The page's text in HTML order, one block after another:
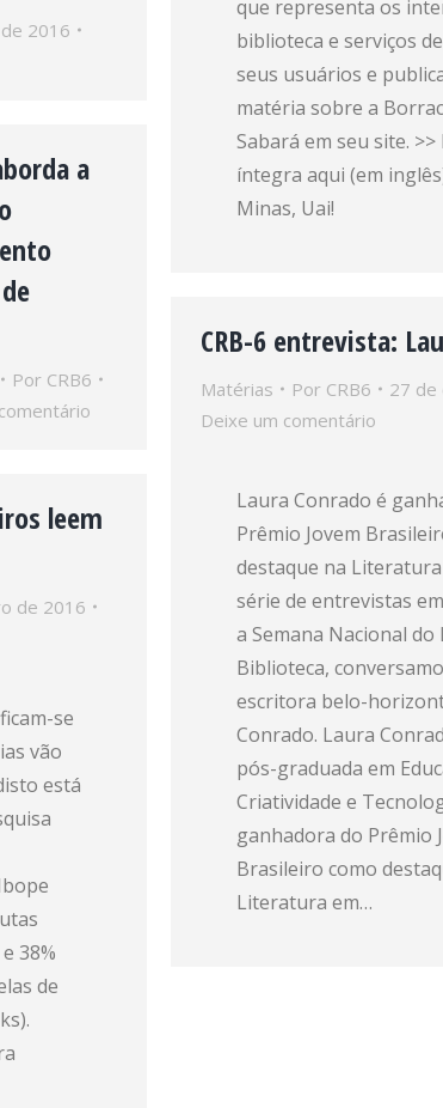
que representa os
biblioteca e serviços
seus usuários e
matéria sobre a
Sabará em seu site.
íntegra aqui (em
Minas, Uai!
2016
a
Por CRB6
CRB-6 entrevista:
Matérias Por CRB6
27 de
Deixe um comentário
Laura Conrado é
Prêmio Jovem
destaque na
série de entrevistas
a Semana Nacional do
Biblioteca,
escritora belo-
Conrado. Laura
pós-graduada em
Criatividade e
ganhadora do Prêmio
Brasileiro como
Literatura em…
leem
de 2016
se
vão
está
38%
de